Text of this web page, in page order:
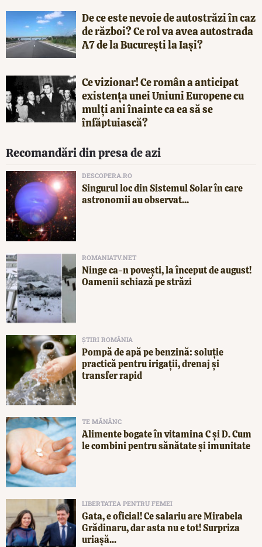
De ce este nevoie de autostrăzi în caz
de război? Ce rol va avea autostrada
A7 de la București la Iași?
Ce vizionar! Ce român a anticipat
existența unei Uniuni Europene cu
mulți ani înainte ca ea să se
înfăptuiască?
Recomandări din presa de azi
DESCOPERA.RO
Singurul loc din Sistemul Solar în care
astronomii au observat...
ROMANIATV.NET
Ninge ca-n povești, la început de august!
Oamenii schiază pe străzi
ȘTIRI ROMÂNIA
Pompă de apă pe benzină: soluție
practică pentru irigații, drenaj și
transfer rapid
TE MĂNÂNC
Alimente bogate în vitamina C și D. Cum
le combini pentru sănătate și imunitate
LIBERTATEA PENTRU FEMEI
Gata, e oficial! Ce salariu are Mirabela
Grădinaru, dar asta nu e tot! Surpriza
uriașă...